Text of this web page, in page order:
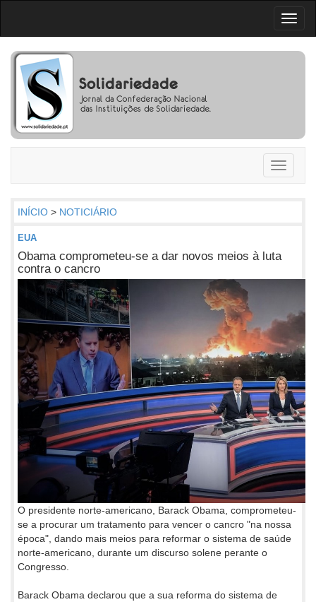
Toggle
INÍCIO > NOTICIÁRIO
EUA
Obama comprometeu-se a dar novos meios à luta
contra o cancro
O presidente norte-americano, Barack Obama, comprometeu-
se a procurar um tratamento para vencer o cancro "na nossa
época", dando mais meios para reformar o sistema de saúde
norte-americano, durante um discurso solene perante o
Congresso.
Barack Obama declarou que a sua reforma do sistema de